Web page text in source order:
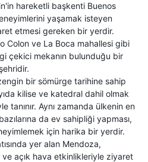
hareketli başkenti Buenos
yaşamak isteyen
etmesi gereken bir yerdir.
Colon ve La Boca mahallesi gibi
çekici mekanın bulunduğu bir
bir sömürge tarihine sahip
kilise ve katedral dahil olmak
tanınır. Aynı zamanda ülkenin en
da ev sahipliği yapması,
için harika bir yerdir.
yer alan Mendoza,
ve açık hava etkinlikleriyle ziyaret